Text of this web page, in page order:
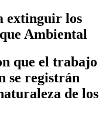
extinguir los
Ambiental
que el trabajo
se registrán
de los